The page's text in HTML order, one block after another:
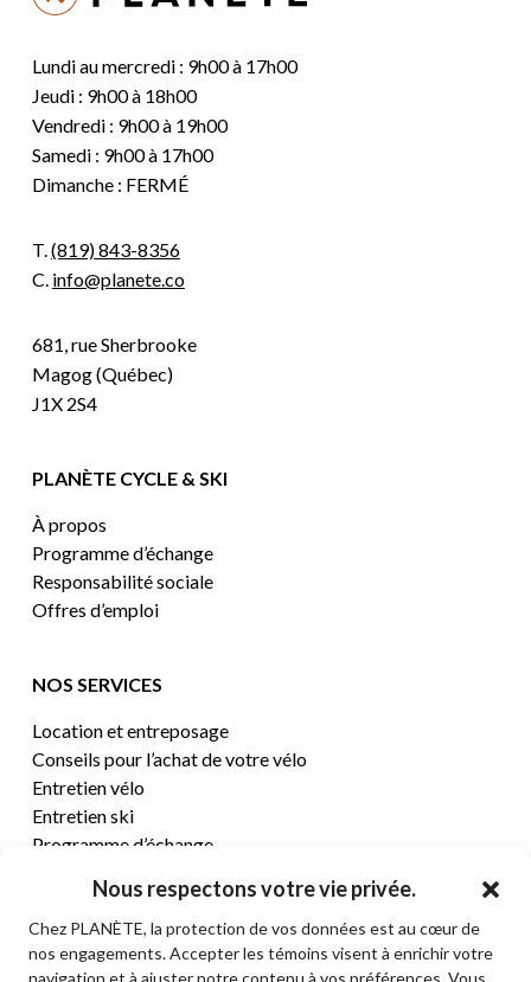
Nous respectons votre vie privée.
Chez PLANÈTE, la protection de vos données est au cœur de
nos engagements. Accepter les témoins visent à enrichir votre
navigation et à ajuster notre contenu à vos préférences. Vous
Lundi au mercredi : 9h00 à 17h00
Jeudi : 9h00 à 18h00
Vendredi : 9h00 à 19h00
Samedi : 9h00 à 17h00
Dimanche : FERMÉ
T.(819) 843-8356
C. info@planete.co
681, rue Sherbrooke
Magog (Québec)
J1X 2S4
PLANÈTE CYCLE & SKI
À propos
Programme d’échange
Responsabilité sociale
Offres d’emploi
NOS SERVICES
Location et entreposage
Conseils pour l’achat de votre vélo
Entretien vélo
Entretien ski
Programme d’échange
CENTRE D’AIDE
Termes et conditions de vente